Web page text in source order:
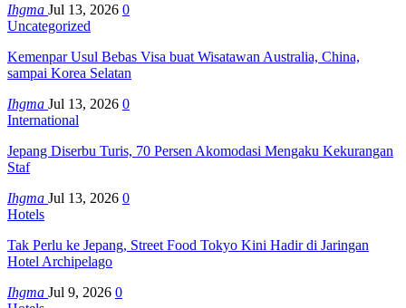
Ihgma Jul 13, 2026 0
Uncategorized
Kemenpar Usul Bebas Visa buat Wisatawan Australia, China,
sampai Korea Selatan
Ihgma Jul 13, 2026 0
International
Jepang Diserbu Turis, 70 Persen Akomodasi Mengaku Kekurangan
Staf
Ihgma Jul 13, 2026 0
Hotels
Tak Perlu ke Jepang, Street Food Tokyo Kini Hadir di Jaringan
Hotel Archipelago
Ihgma Jul 9, 2026 0